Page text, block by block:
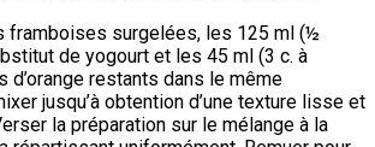
framboises surgelées, les 125 ml (½
de yogourt et les 45 ml (3 c. à
d’orange restants dans le même
jusqu’à obtention d’une texture lisse et
la préparation sur le mélange à la